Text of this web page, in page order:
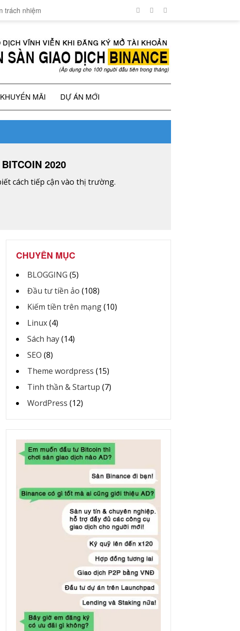
trách nhiệm
KHUYẾN MÃI DỰ ÁN MỚI
2020
cách tiếp cận vào thị trường.
CHUYÊN MỤC
BLOGGING (5)
Đầu tư tiền ảo (108)
Kiếm tiền trên mạng(10)
Linux(4)
Sách hay(14)
SEO (8)
Theme wordpress (15)
Tinh thần & Startup (7)
WordPress (12)